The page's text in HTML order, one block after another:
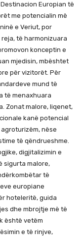
Europian të
me potencialin më
e Veriut, por
të harmonizuara
konceptin e
mjedisin, mbështet
për vizitorët. Për
mund të
të menaxhuara
Zonat malore, liqenet,
kanë potencial
nëse
të qëndrueshme.
digjitalizimin e
sigurta malore,
të
europiane
hoteleritë, guida
dhe mbrojtje më të
është vetëm
e të rinjve,